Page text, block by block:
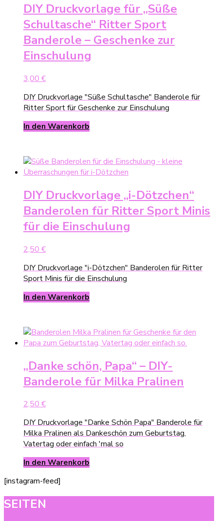
DIY Druckvorlage für „Süße
Schultasche“ Ritter Sport
Banderole – Geschenke zur
Einschulung
3,00 €
DIY Druckvorlage "Süße Schultasche" Banderole für
Ritter Sport für Geschenke zur Einschulung
In den Warenkorb
DIY Druckvorlage „i-Dötzchen“
Banderolen für Ritter Sport Minis
für die Einschulung
2,50 €
DIY Druckvorlage "i-Dötzchen" Banderolen für Ritter
Sport Minis für die Einschulung
In den Warenkorb
„Danke schön, Papa“ – DIY-
Banderole für Milka Pralinen
2,50€
DIY Druckvorlage "Danke Schön Papa" Banderole für
Milka Pralinen als Dankeschön zum Geburtstag,
Vatertag oder einfach 'mal so
In den Warenkorb
[instagram-feed]
SEITEN